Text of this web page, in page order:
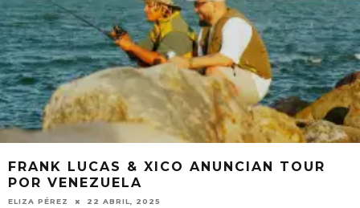
FRANK LUCAS & XICO ANUNCIAN TOUR
POR VENEZUELA
ELIZA PÉREZ 22 ABRIL, 2025